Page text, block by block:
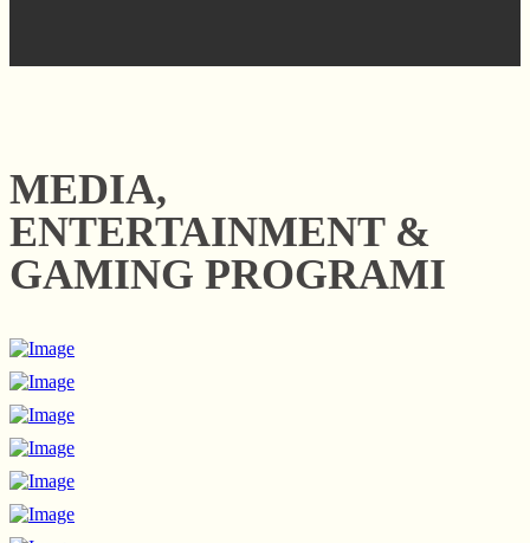
MEDIA,
ENTERTAINMENT &
GAMING PROGRAMI